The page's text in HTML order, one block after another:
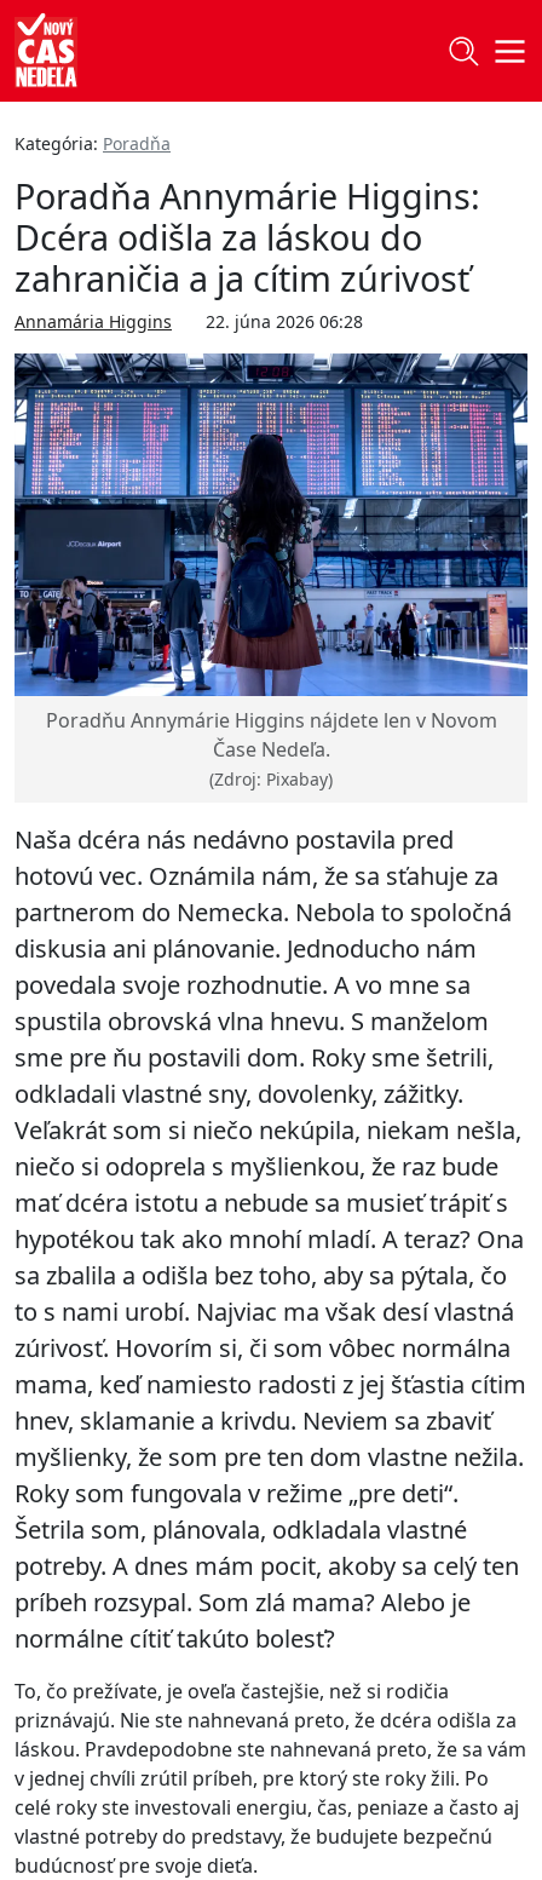
Kategória: Poradňa
Poradňa Annymárie Higgins:
Dcéra odišla za láskou do
zahraničia a ja cítim zúrivosť
Annamária Higgins 22. júna 2026 06:28
Poradňu Annymárie Higgins nájdete len v Novom
Čase Nedeľa.
(Zdroj: Pixabay)
Naša dcéra nás nedávno postavila pred
hotovú vec. Oznámila nám, že sa sťahuje za
partnerom do Nemecka. Nebola to spoločná
diskusia ani plánovanie. Jednoducho nám
povedala svoje rozhodnutie. A vo mne sa
spustila obrovská vlna hnevu. S manželom
sme pre ňu postavili dom. Roky sme šetrili,
odkladali vlastné sny, dovolenky, zážitky.
Veľakrát som si niečo nekúpila, niekam nešla,
niečo si odoprela s myšlienkou, že raz bude
mať dcéra istotu a nebude sa musieť trápiť s
hypotékou tak ako mnohí mladí. A teraz? Ona
sa zbalila a odišla bez toho, aby sa pýtala, čo
to s nami urobí. Najviac ma však desí vlastná
zúrivosť. Hovorím si, či som vôbec normálna
mama, keď namiesto radosti z jej šťastia cítim
hnev, sklamanie a krivdu. Neviem sa zbaviť
myšlienky, že som pre ten dom vlastne nežila.
Roky som fungovala v režime „pre deti“.
Šetrila som, plánovala, odkladala vlastné
potreby. A dnes mám pocit, akoby sa celý ten
príbeh rozsypal. Som zlá mama? Alebo je
normálne cítiť takúto bolesť?
To, čo prežívate, je oveľa častejšie, než si rodičia
priznávajú. Nie ste nahnevaná preto, že dcéra odišla za
láskou. Pravdepodobne ste nahnevaná preto, že sa vám
v jednej chvíli zrútil príbeh, pre ktorý ste roky žili. Po
celé roky ste investovali energiu, čas, peniaze a často aj
vlastné potreby do predstavy, že budujete bezpečnú
budúcnosť pre svoje dieťa.